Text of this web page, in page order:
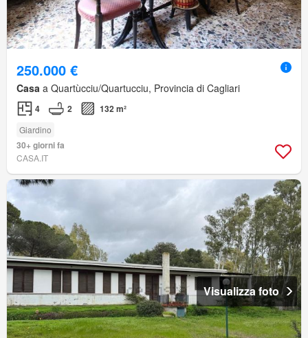
250.000 €
Casa a Quartùcciu/Quartucciu, Provincia di Cagliari
4 2 132 m²
Giardino
30+ giorni fa
CASA.IT
Visualizza foto